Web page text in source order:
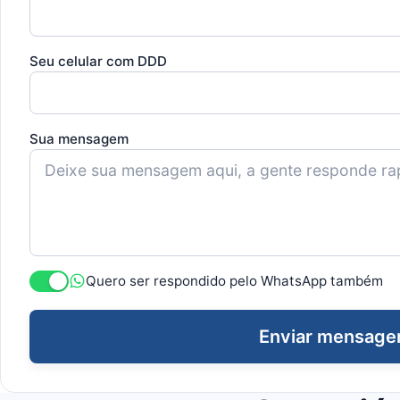
Seu celular com DDD
Sua mensagem
Quero ser respondido pelo WhatsApp também
Enviar